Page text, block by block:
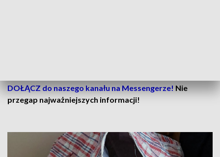
DOŁĄCZ do naszego kanału na Messengerze!Nie
przegap najważniejszych informacji!